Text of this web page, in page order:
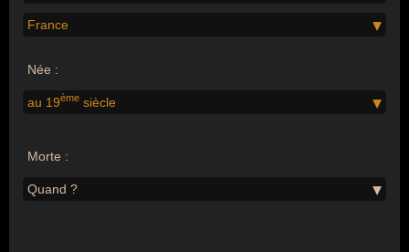
France
Née :
au 19ème siècle
Morte :
Quand ?